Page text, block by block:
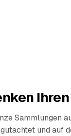
Sammlungen
und auf